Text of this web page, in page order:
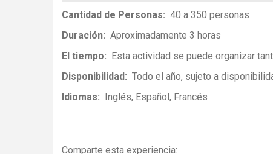
Cantidad de Personas
40 a 350 personas
Duración
Aproximadamente 3 horas
El tiempo
Esta actividad se puede organizar
Disponibilidad
Todo el año, sujeto a
Idiomas
Inglés Español Francés